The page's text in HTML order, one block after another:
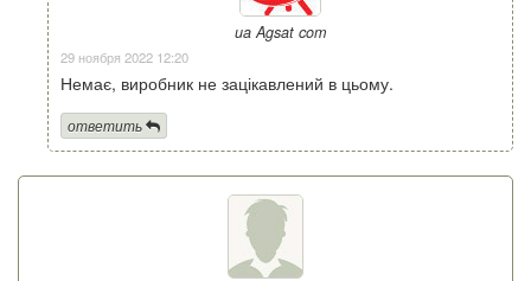
ua Agsat com
29 ноября 2022 12:20
Немає, виробник не зацікавлений в цьому.
ответить